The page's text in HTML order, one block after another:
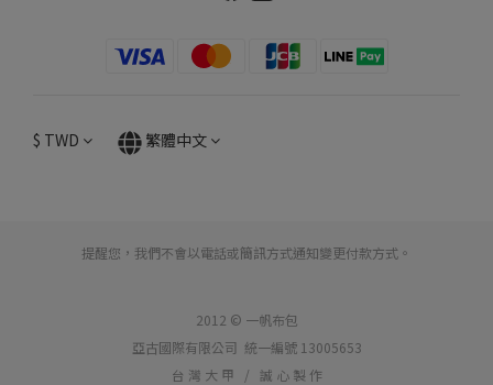
$ TWD 繁體中文
提醒您，我們不會以電話或簡訊方式通知變更付款方式。
2012 © 一帆布包
亞古國際有限公司 統一編號 13005653
台 灣 大 甲 / 誠 心 製 作